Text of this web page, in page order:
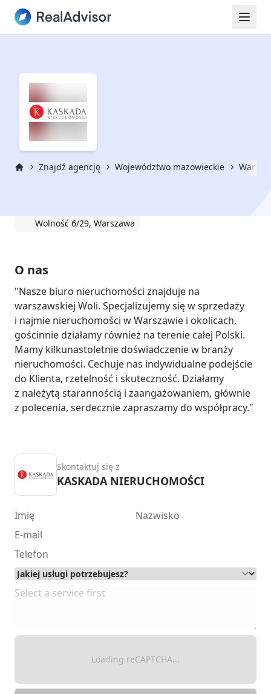
Znajdź agencję Województwo mazowieckie
Wolność 6/29, Warszawa
O nas
"Nasze biuro nieruchomości znajduje na
warszawskiej Woli. Specjalizujemy się w sprzedaży
i najmie nieruchomości w Warszawie i okolicach,
gościnnie działamy również na terenie całej Polski.
Mamy kilkunastoletnie doświadczenie w branży
nieruchomości. Cechuje nas indywidualne podejście
do Klienta, rzetelność i skuteczność. Działamy
z należytą starannością i zaangażowaniem, głównie
z polecenia, serdecznie zapraszamy do współpracy."
Skontaktuj się z
KASKADA NIERUCHOMOŚCI
Loading reCAPTCHA...